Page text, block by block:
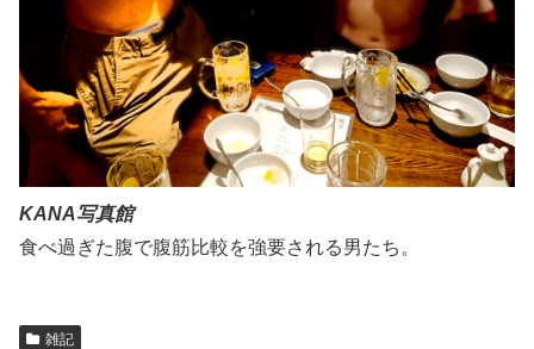
KANA写真館
食べ過ぎた腹で腹筋比較を強要される男たち。
雑記